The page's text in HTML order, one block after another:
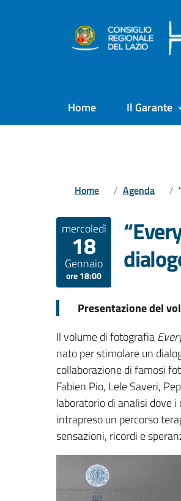
Home Il Garante
Home Agenda
mercoledì
18
Gennaio
ore 18:00
Presentazione del
Il volume di fotografia
nato per stimolare un
collaborazione di famosi
Fabien Pio, Lele Saveri,
laboratorio di analisi dove
intrapreso un percorso
sensazioni, ricordi e